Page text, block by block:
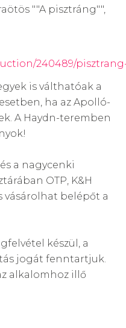
""A pisztráng"",
240489/pisztrang-
is válthatóak a
ha az Apolló-
A Haydn-teremben
a nagycenki
OTP, K&H
vásárolhat belépőt a
készül, a
jogát fenntartjuk.
alkalomhoz illő